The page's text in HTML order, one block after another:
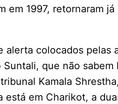
em 1997, retornaram
alerta colocados pelas
que não sabem
Kamala
está em Charikot, a